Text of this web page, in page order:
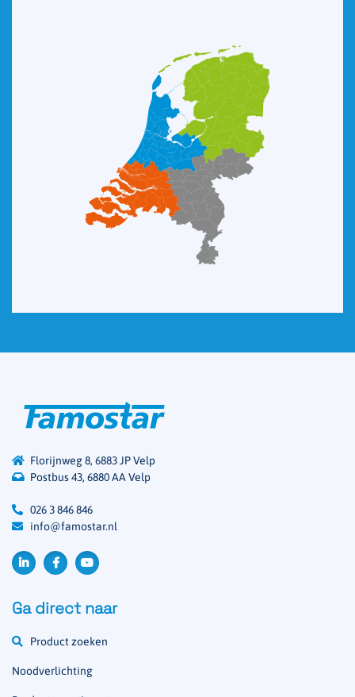
Florijnweg 8, 6883 JP Velp
Postbus 43, 6880 AA Velp
026 3 846 846
info@famostar.nl
Ga direct naar
Product zoeken
Noodverlichting